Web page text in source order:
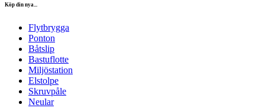
Köp din nya...
Flytbrygga
Ponton
Båtslip
Bastuflotte
Miljöstation
Elstolpe
Skruvpåle
Neular